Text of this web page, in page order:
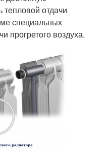
отдачи
специальных
прогретого воздуха.